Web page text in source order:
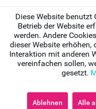
Diese Website benutzt
Betrieb der Website
werden. Andere
dieser Website erhöhen,
Interaktion mit anderen
vereinfachen sollen,
gesetzt.
Ablehnen Alle